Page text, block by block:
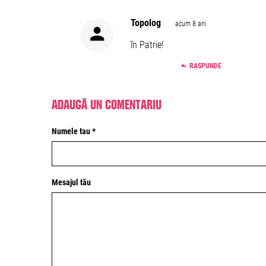
Topolog acum 8 ani
în Patrie!
RASPUNDE
Adaugă un comentariu
Numele tau *
Mesajul tău